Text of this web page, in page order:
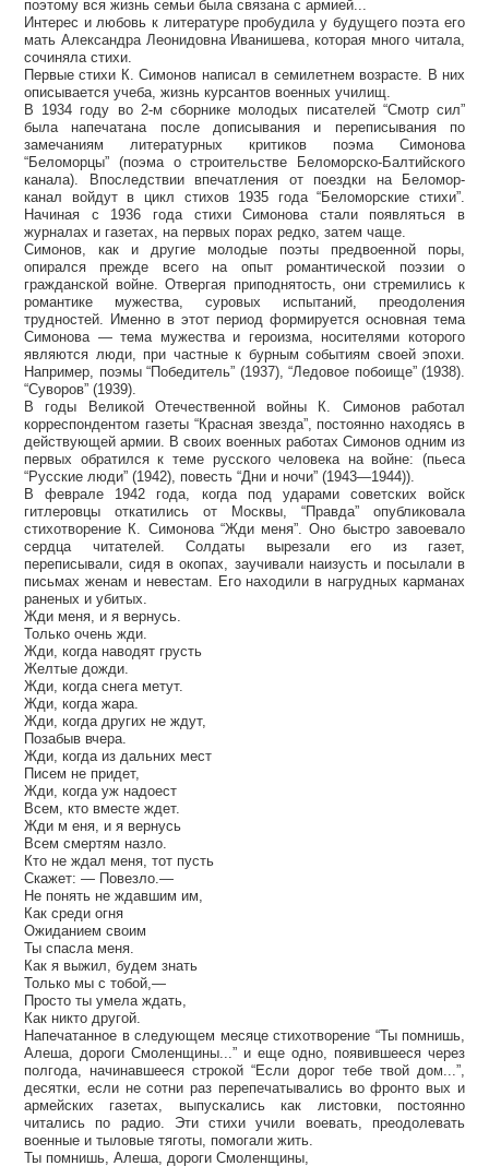
поэтому вся жизнь семьи была связана с армией...
Интерес и любовь к литературе пробудила у будущего поэта его
мать Александра Леонидовна Иванишева, которая много читала,
сочиняла стихи.
Первые стихи К. Симонов написал в семилетнем возрасте. В них
описывается учеба, жизнь курсантов военных училищ.
В 1934 году во 2-м сборнике молодых писателей “Смотр сил”
была напечатана после дописывания и переписывания по
замечаниям литературных критиков поэма Симонова
“Беломорцы” (поэма о строительстве Беломорско-Балтийского
канала). Впоследствии впечатления от поездки на Беломор-
канал войдут в цикл стихов 1935 года “Беломорские стихи”.
Начиная с 1936 года стихи Симонова стали появляться в
журналах и газетах, на первых порах редко, затем чаще.
Симонов, как и другие молодые поэты предвоенной поры,
опирался прежде всего на опыт романтической поэзии о
гражданской войне. Отвергая приподнятость, они стремились к
романтике мужества, суровых испытаний, преодоления
трудностей. Именно в этот период формируется основная тема
Симонова — тема мужества и героизма, носителями которого
являются люди, при частные к бурным событиям своей эпохи.
Например, поэмы “Победитель” (1937), “Ледовое побоище” (1938).
“Суворов” (1939).
В годы Великой Отечественной войны К. Симонов работал
корреспондентом газеты “Красная звезда”, постоянно находясь в
действующей армии. В своих военных работах Симонов одним из
первых обратился к теме русского человека на войне: (пьеса
“Русские люди” (1942), повесть “Дни и ночи” (1943—1944)).
В феврале 1942 года, когда под ударами советских войск
гитлеровцы откатились от Москвы, “Правда” опубликовала
стихотворение К. Симонова “Жди меня”. Оно быстро завоевало
сердца читателей. Солдаты вырезали его из газет,
переписывали, сидя в окопах, заучивали наизусть и посылали в
письмах женам и невестам. Его находили в нагрудных карманах
раненых и убитых.
Жди меня, и я вернусь.
Только очень жди.
Жди, когда наводят грусть
Желтые дожди.
Жди, когда снега метут.
Жди, когда жара.
Жди, когда других не ждут,
Позабыв вчера.
Жди, когда из дальних мест
Писем не придет,
Жди, когда уж надоест
Всем, кто вместе ждет.
Жди м еня, и я вернусь
Всем смертям назло.
Кто не ждал меня, тот пусть
Скажет: — Повезло.—
Не понять не ждавшим им,
Как среди огня
Ожиданием своим
Ты спасла меня.
Как я выжил, будем знать
Только мы с тобой,—
Просто ты умела ждать,
Как никто другой.
Напечатанное в следующем месяце стихотворение “Ты помнишь,
Алеша, дороги Смоленщины...” и еще одно, появившееся через
полгода, начинавшееся строкой “Если дорог тебе твой дом...”,
десятки, если не сотни раз перепечатывались во фронто вых и
армейских газетах, выпускались как листовки, постоянно
читались по радио. Эти стихи учили воевать, преодолевать
военные и тыловые тяготы, помогали жить.
Ты помнишь, Алеша, дороги Смоленщины,